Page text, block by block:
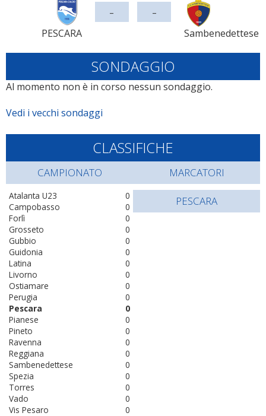
PESCARA
- -
Sambenedettese
SONDAGGIO
Al momento non è in corso nessun sondaggio.
Vedi i vecchi sondaggi
CLASSIFICHE
CAMPIONATO
0
Atalanta U23
0
Campobasso
0
Forlì
0
Grosseto
0
Gubbio
0
Guidonia
0
Latina
0
Livorno
0
Ostiamare
0
Perugia
0
Pescara
0
Pianese
0
Pineto
0
Ravenna
0
Reggiana
0
Sambenedettese
0
Spezia
0
Torres
0
Vado
0
Vis Pesaro
MARCATORI
PESCARA